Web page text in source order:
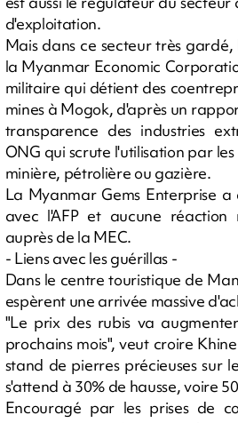
d'exploitation.
Mais dans ce secteur très
la Myanmar Economic
militaire qui détient des
mines à Mogok, d'après un
transparence des industries
ONG qui scrute l'utilisation par
minière, pétrolière ou gazière.
La Myanmar Gems Enterprise
avec l'AFP et aucune
auprès de la MEC.
- Liens avec les guérillas -
Dans le centre touristique de
espèrent une arrivée massive
"Le prix des rubis va
prochains mois", veut croire
stand de pierres précieuses sur
s'attend à 30% de hausse, voire
Encouragé par les prises de